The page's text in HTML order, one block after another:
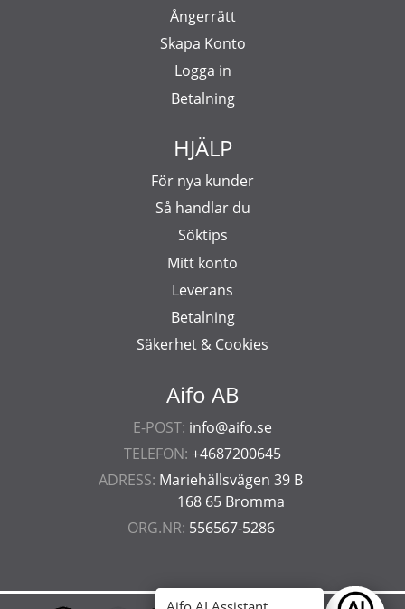
Aifo AB
E-POST: info@aifo.se
TELEFON: +4687200645
ADRESS: Mariehällsvägen 39 B
168 65 Bromma
ORG.NR: 556567-5286
Ångerrätt
Skapa Konto
Logga in
Betalning
HJÄLP
För nya kunder
Så handlar du
Söktips
Mitt konto
Leverans
Betalning
Säkerhet & Cookies